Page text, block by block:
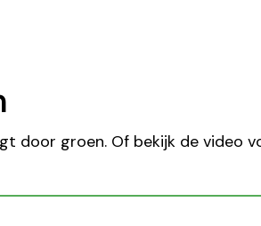
door groen. Of bekijk de video